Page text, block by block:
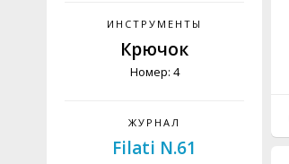
ИНСТРУМЕНТЫ
Крючок
Номер: 4
ЖУРНАЛ
Filati N.61